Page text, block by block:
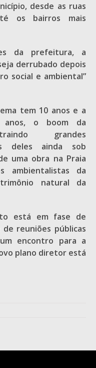
desde as ruas
os bairros mais
da prefeitura, a
derrubado depois
social e ambiental”
tem 10 anos e a
anos, o boom da
grandes
deles ainda sob
uma obra na Praia
ambientalistas da
natural da
está em fase de
reuniões públicas
encontro para a
plano diretor está